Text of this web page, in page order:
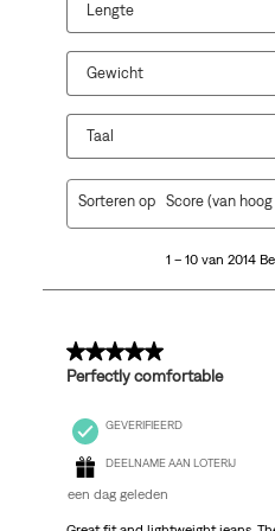
Lengte
Gewicht
Taal
2014
1 – 10 van 2014
Sorteren op Score (van
5 van 5 sterren.
Perfectly comfortable
GEVERIFIEERD
DEELNAME AAN LOTERIJ
een dag geleden